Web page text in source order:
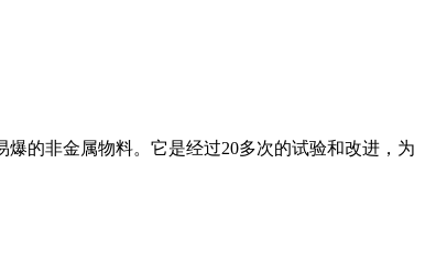
的非金属物料。它是经过20多次的试验和改进，为